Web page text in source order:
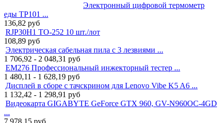
Электронный цифровой термометр
еды TP101 ...
136,82 руб
RJP30H1 TO-252 10 шт./лот
108,89 руб
Электрическая сабельная пила с 3 лезвиями ...
1 706,92 - 2 048,31 руб
EM276 Профессиональный инжекторный тестер ...
1 480,11 - 1 628,19 руб
Дисплей в сборе с тачскрином для Lenovo Vibe K5 A6 ...
1 132,42 - 1 298,91 руб
Видеокарта GIGABYTE GeForce GTX 960, GV-N960OC-4GD
...
7 978,15 руб